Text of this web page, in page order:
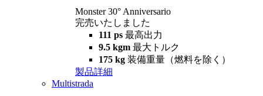
Monster 30° Anniversario
完売いたしました
111 ps 最高出力
9.5 kgm 最大トルク
175 kg 装備重量（燃料を除く）
製品詳細
Multistrada